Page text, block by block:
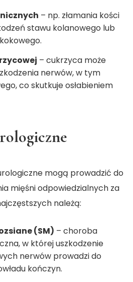
– np. złamania kości
stawu kolanowego lub
– cukrzyca może
nerwów, w tym
co skutkuje osłabieniem
mogą prowadzić do
mięśni odpowiedzialnych za
należą:
(SM) – choroba
w której uszkodzenie
nerwów prowadzi do
kończyn.